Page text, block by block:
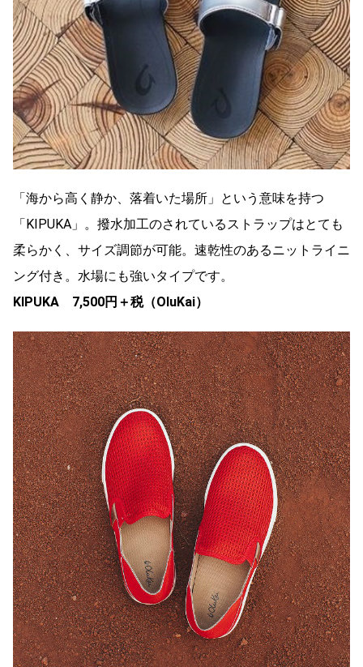
「海から高く静か、落着いた場所」という意味を持つ
「KIPUKA」。撥水加工のされているストラップはとても
柔らかく、サイズ調節が可能。速乾性のあるニットライニ
ング付き。水場にも強いタイプです。
KIPUKA 7,500円＋税（OluKai）